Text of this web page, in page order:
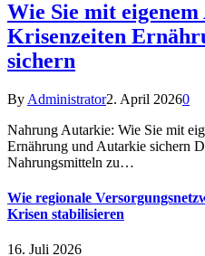
Wie Sie mit
Krisenzeiten
sichern
By Administrator2. April 20260
Nahrung Autarkie: Wie Sie mit
Ernährung und Autarkie sichern
Nahrungsmitteln zu…
Wie regionale
Krisen stabilisieren
16. Juli 2026